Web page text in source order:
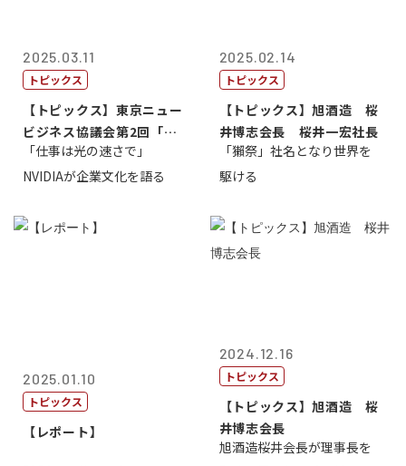
2025.03.11
トピックス
【トピックス】東京ニュー
ビジネス協議会第2回「起
業から成功へ...
「仕事は光の速さで」
NVIDIAが企業文化を語る
2025.02.14
トピックス
【トピックス】旭酒造 桜
井博志会長 桜井一宏社長
「獺祭」社名となり世界を
駆ける
2025.01.10
トピックス
【レポート】
2024.12.16
トピックス
【トピックス】旭酒造 桜
井博志会長
旭酒造桜井会長が理事長を